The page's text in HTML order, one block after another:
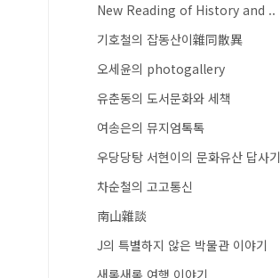
New Reading of History and ..
기호철의 잡동산이雜同散異
오세윤의 photogallery
유춘동의 도서문화와 세책
여송은의 뮤지엄톡톡
우당당탕 서현이의 문화유산 답사기
차순철의 고고통신
南山雜談
J의 특별하지 않은 박물관 이야기
새록새록 여행 이야기